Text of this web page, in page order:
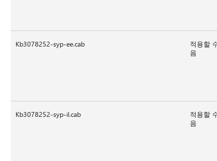
Kb3078252-syp-ee.cab
적용할
음
Kb3078252-syp-il.cab
적용할
음